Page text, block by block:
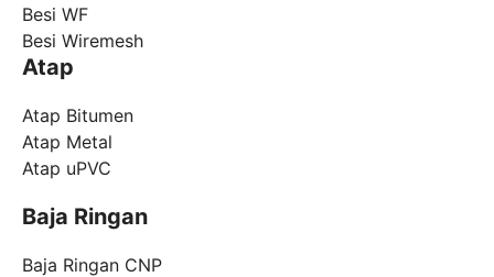
Besi WF
Besi Wiremesh
Atap
Atap Bitumen
Atap Metal
Atap uPVC
Baja Ringan
Baja Ringan CNP